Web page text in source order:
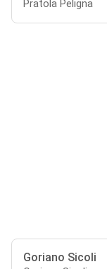
Pratola Peligna
Goriano Sicoli